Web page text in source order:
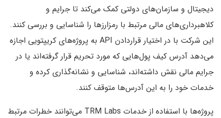
دیجیتال و سازمان‌های دولتی کمک می‌کند تا جرایم و
کلاهبرداری‌های مالی مرتبط با رمزارزها را شناسایی و بررسی کنند.
این شرکت با در اختیار قراردادن API به پروژه‌های کریپتویی اجازه
می‌دهد آدرس‌ کیف پول‌هایی که مورد تحریم قرار گرفته‌اند یا در
جرایم مالی نقش داشته‌اند، شناسایی و نشانه‌گذاری کرده و
خدمات خود را به این آدرس‌ها متوقف کنند.
پروژه‌ها با استفاده از خدمات TRM Labs می‌توانند خطرات مرتبط